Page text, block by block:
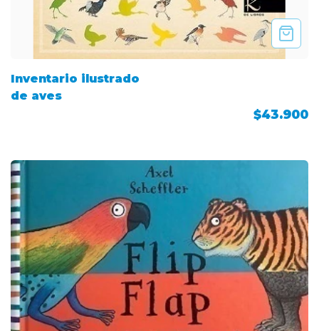
Inventario ilustrado
de aves
$43.900